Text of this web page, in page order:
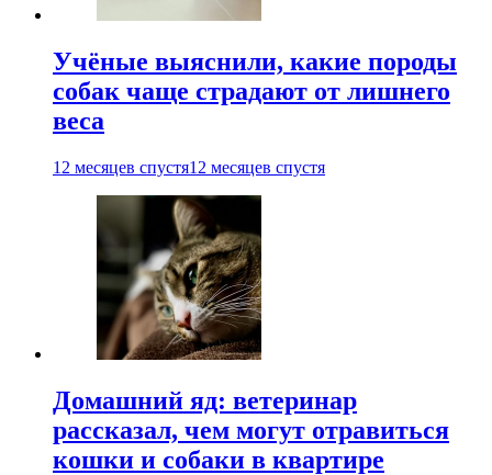
Учёные выяснили, какие породы
собак чаще страдают от лишнего
веса
12 месяцев спустя12 месяцев спустя
Домашний яд: ветеринар
рассказал, чем могут отравиться
кошки и собаки в квартире